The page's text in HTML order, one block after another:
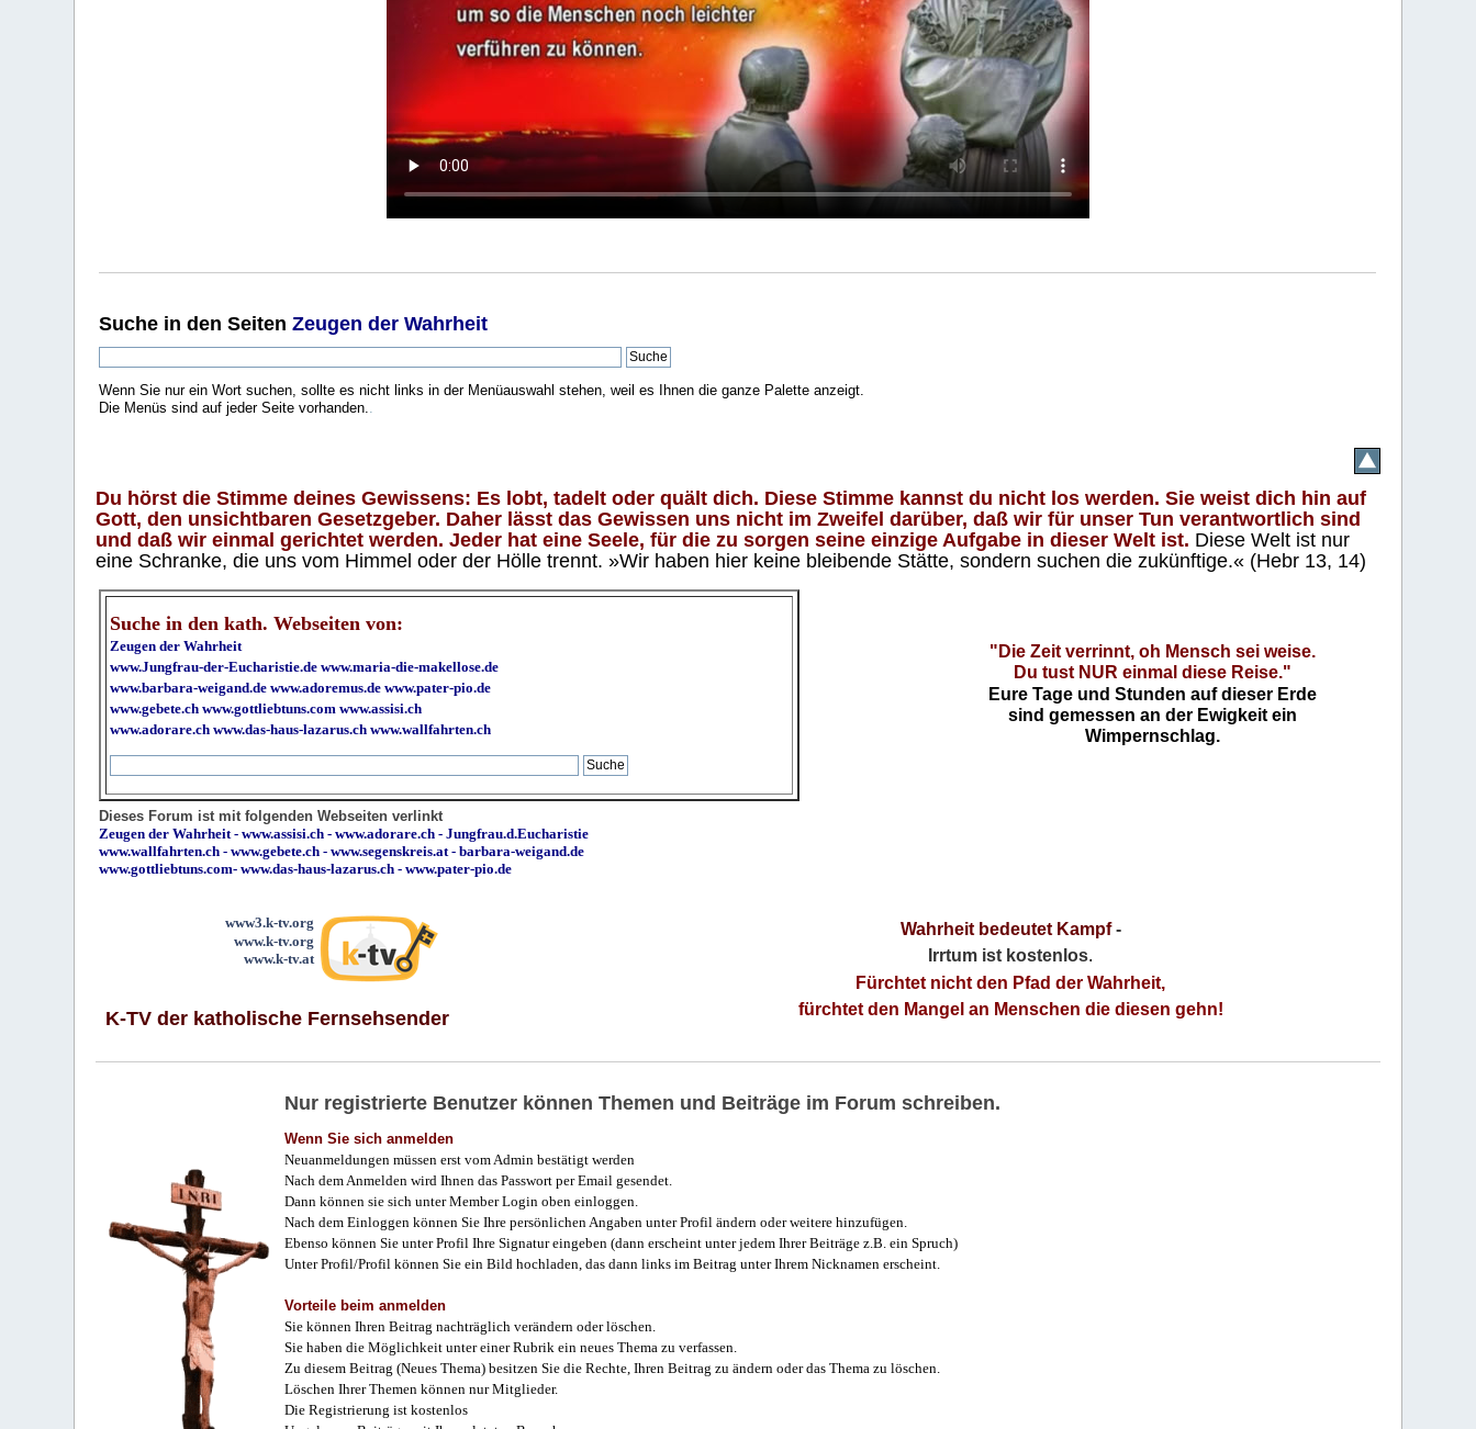
Suche in den SeitenZeugen der Wahrheit
Wenn Sie nur ein Wort suchen, sollte es nicht links in der Menüauswahl stehen, weil es Ihnen die ganze Palette anzeigt.
Die Menüs sind auf jeder Seite vorhanden.
Du hörst die Stimme deines Gewissens: Es lobt, tadelt oder quält dich. Diese Stimme kannst du nicht los werden. Sie weist dich hin auf
Gott, den unsichtbaren Gesetzgeber. Daher lässt das Gewissen uns nicht im Zweifel darüber, daß wir für unser Tun verantwortlich sind
und daß wir einmal gerichtet werden. Jeder hat eine Seele, für die zu sorgen seine einzige Aufgabe in dieser Welt ist. Diese Welt ist nur
eine Schranke, die uns vom Himmel oder der Hölle trennt. »Wir haben hier keine bleibende Stätte, sondern suchen die zukünftige.« (Hebr 13, 14)
Suche in den kath. Webseiten von:
Zeugen der Wahrheit
www.Jungfrau-der-Eucharistie.de www.maria-die-makellose.de
www.barbara-weigand.de www.adoremus.de www.pater-pio.de
www.gebete.ch www.gottliebtuns.com www.assisi.ch
www.adorare.ch www.das-haus-lazarus.ch www.wallfahrten.ch
"Die Zeit verrinnt, oh Mensch sei weise.
Du tust NUR einmal diese Reise."
Eure Tage und Stunden auf dieser Erde
sind gemessen an der Ewigkeit ein
Wimpernschlag.
Dieses Forum ist mit folgenden Webseiten verlinkt
Zeugen der Wahrheit -www.assisi.ch -www.adorare.ch -Jungfrau.d.Eucharistie
www.wallfahrten.ch -www.gebete.ch -www.segenskreis.at -barbara-weigand.de
www.gottliebtuns.com-www.das-haus-lazarus.ch - www.pater-pio.de
www3.k-tv.org
www.k-tv.org
www.k-tv.at
K-TV der katholische Fernsehsender
Wahrheit bedeutet Kampf-
Irrtum ist kostenlos.
Fürchtet nicht den Pfad der Wahrheit,
fürchtet den Mangel an Menschen die diesen gehn!
Nur registrierte Benutzer können Themen und Beiträge im Forum schreiben.
Wenn Sie sich anmelden
Neuanmeldungen müssen erst vom Admin bestätigt werden
Nach dem Anmelden wird Ihnen das Passwort per Email gesendet.
Dann können sie sich unter Member Login oben einloggen.
Nach dem Einloggen können Sie Ihre persönlichen Angaben unter Profil ändern oder weitere hinzufügen.
Ebenso können Sie unter Profil Ihre Signatur eingeben (dann erscheint unter jedem Ihrer Beiträge z.B. ein Spruch)
Unter Profil/Profil können Sie ein Bild hochladen, das dann links im Beitrag unter Ihrem Nicknamen erscheint.
Vorteile beim anmelden
Sie können Ihren Beitrag nachträglich verändern oder löschen.
Sie haben die Möglichkeit unter einer Rubrik ein neues Thema zu verfassen.
Zu diesem Beitrag (Neues Thema) besitzen Sie die Rechte, Ihren Beitrag zu ändern oder das Thema zu löschen.
Löschen Ihrer Themen können nur Mitglieder.
Die Registrierung ist kostenlos